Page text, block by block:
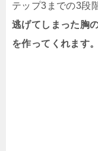
テップ3までの3段
逃げてしまった胸
を作ってくれます。